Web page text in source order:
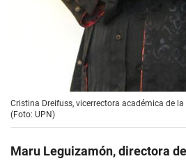
Cristina Dreifuss, vicerrectora académica de
(Foto: UPN)
Maru Leguizamón, directora